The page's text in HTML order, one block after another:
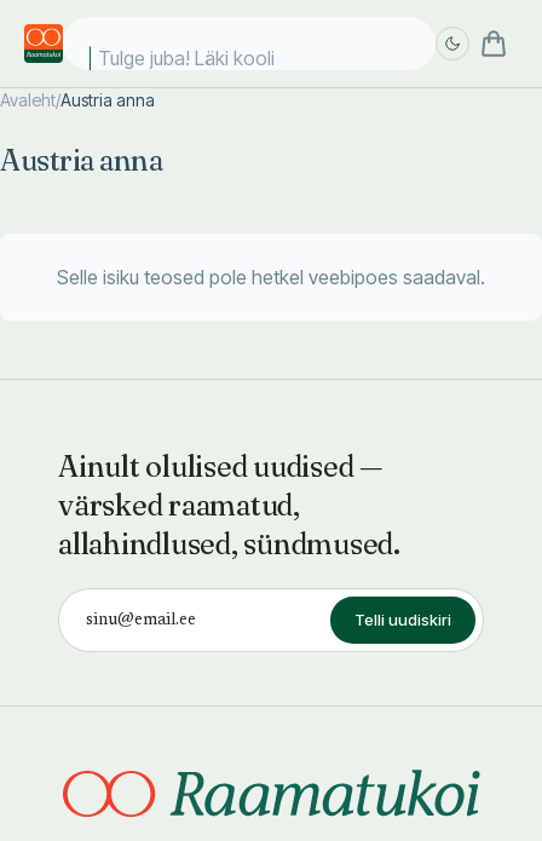
Tulge juba! Läki kooli!
Avaleht/Austria anna
Austria anna
Selle isiku teosed pole hetkel veebipoes saadaval.
Ainult olulised uudised —
värsked raamatud,
allahindlused, sündmused.
Telli uudiskiri